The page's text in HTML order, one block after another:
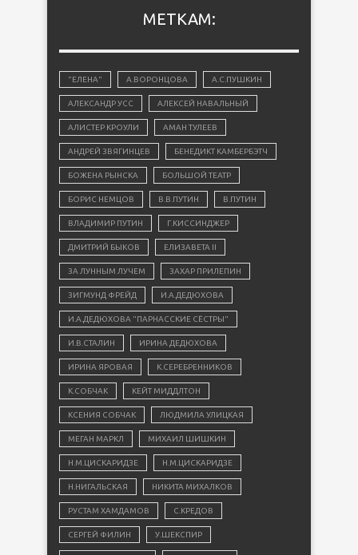
МЕТКАМ:
"ЕЛЕНА" А.ВОРОНЦОВА А.С.ПУШКИН
АЛЕКСАНДР УСС АЛЕКСЕЙ НАВАЛЬНЫЙ
АЛИСТЕР КРОУЛИ АМАН ТУЛЕЕВ
АНДРЕЙ ЗВЯГИНЦЕВ БЕНЕДИКТ КАМБЕРБЭТЧ
БОЖЕНА РЫНСКА БОЛЬШОЙ ТЕАТР
БОРИС НЕМЦОВ В.В.ПУТИН В.ПУТИН
ВЛАДИМИР ПУТИН Г.КИССИНДЖЕР
ДМИТРИЙ БЫКОВ ЕЛИЗАВЕТА II
ЗА ЛУННЫМ ЛУЧЕМ ЗАХАР ПРИЛЕПИН
ЗИГМУНД ФРЕЙД И.А.ДЕДЮХОВА
И.А.ДЕДЮХОВА "ПАРНАССКИЕ СЁСТРЫ"
И.В.СТАЛИН ИРИНА ДЕДЮХОВА
ИРИНА ЯРОВАЯ К.СЕРЕБРЕННИКОВ
К.СОБЧАК КЕЙТ МИДДЛТОН
КСЕНИЯ СОБЧАК ЛЮДМИЛА УЛИЦКАЯ
МЕГАН МАРКЛ МИХАИЛ ШИШКИН
Н.М.ЦИСКАРИДЗЕ Н.М.ЦИСКАРИДЗЕ
Н.НИГАЛЬСКАЯ НИКИТА МИХАЛКОВ
РУСТАМ ХАМДАМОВ С.КРЕДОВ
СЕРГЕЙ ФИЛИН У.ШЕКСПИР